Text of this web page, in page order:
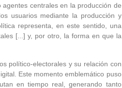
centrales en la producción de
usuarios mediante la producción y
representa, en este sentido, una
[...] y, por otro, la forma en que la
político-electorales y su relación con
Este momento emblemático puso
en tiempo real, generando tanto